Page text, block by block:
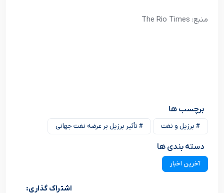
منبع: The Rio Times
برچسب ها
# برزیل و نفت # تأثیر برزیل بر عرضه نفت جهانی
دسته بندی ها
آخرین اخبار
اشتراک گذاری: